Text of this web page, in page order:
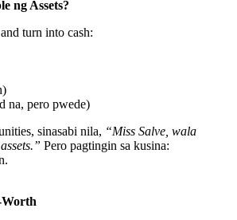
ng Assets?
turn into cash:
na, pero pwede)
sinasabi nila, “Miss Salve, wala
Pero pagtingin sa kusina:
Worth